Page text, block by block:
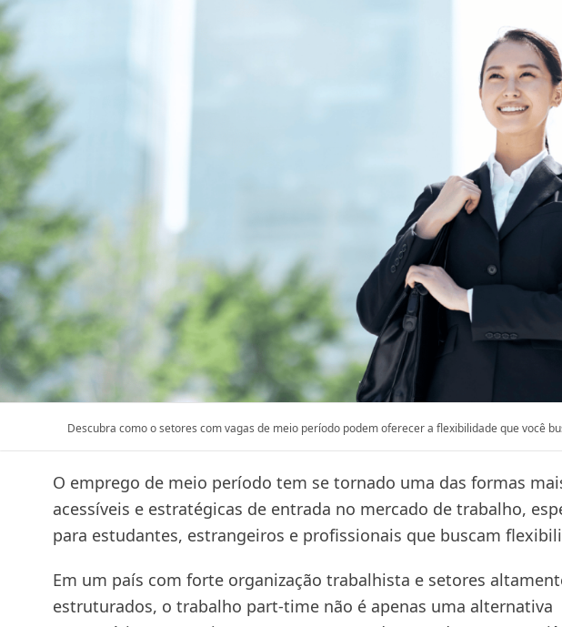
Descubra como o setores com vagas de meio período podem oferecer a flexibilidade que você
O emprego de meio período tem se tornado uma das formas
acessíveis e estratégicas de entrada no mercado de trabalho,
para estudantes, estrangeiros e profissionais que buscam
Em um país com forte organização trabalhista e setores
estruturados, o trabalho part-time não é apenas uma alternativa